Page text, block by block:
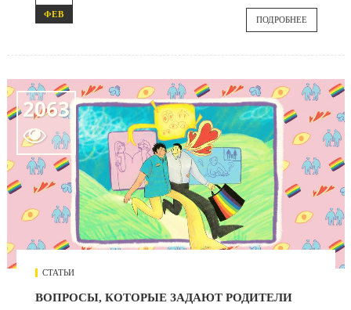
ФЕВ
ПОДРОБНЕЕ
2063

СТАТЬИ
ВОПРОСЫ, КОТОРЫЕ ЗАДАЮТ РОДИТЕЛИ